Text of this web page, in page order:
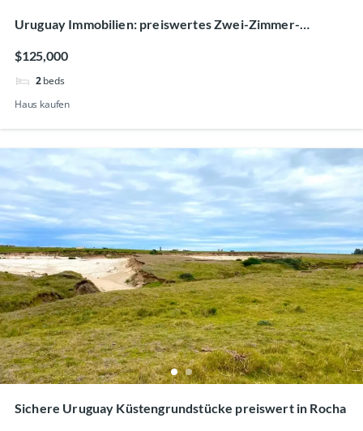
Uruguay Immobilien: preiswertes Zwei-Zimmer-
$125,000
2 beds
Haus kaufen
Sichere Uruguay Küstengrundstücke preiswert in Rocha